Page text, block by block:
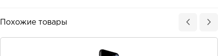
Похожие товары